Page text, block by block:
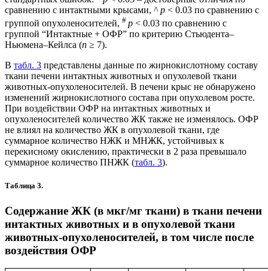
сравнению с интактными крысами, ^p < 0.03 по сравнению с
группой опухоленосителей, # p < 0.03 по сравнению с
группой “Интактные + ОФР” по критерию Стьюдента–
Ньюмена–Кейлса (n ≥ 7).
В табл. 3 представлены данные по жирнокислотному составу
ткани печени интактных животных и опухолевой ткани
животных-опухоленосителей. В печени крыс не обнаружено
изменений жирнокислотного состава при опухолевом росте.
При воздействии ОФР на интактных животных и
опухоленосителей количество ЖК также не изменялось. ОФР
не влиял на количество ЖК в опухолевой ткани, где
суммарное количество НЖК и МНЖК, устойчивых к
перекисному окислению, практически в 2 раза превышало
суммарное количество ПНЖК (табл. 3).
Таблица 3.
Содержание ЖК (в мкг/мг ткани) в ткани печени
интактных животных и в опухолевой ткани
животных-опухоленосителей, в том числе после
воздействия ОФР